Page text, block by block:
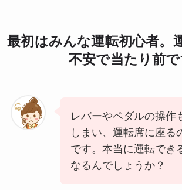
最初はみんな運転初心者。
不安で当たり前
レバーやペダルの操作
しまい、運転席に座る
です。本当に運転でき
なるんでしょうか？